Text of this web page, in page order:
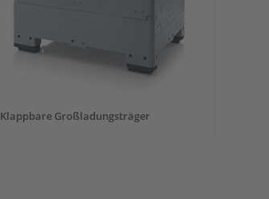
Klappbare Großladungsträger